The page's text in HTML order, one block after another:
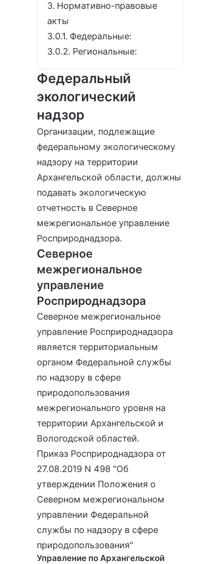
Нормативно-правовые
акты
Федеральные:
Региональные:
Федеральный
экологический
надзор
Организации, подлежащие
федеральному экологическому
надзору на территории
Архангельской области, должны
подавать экологическую
отчетность в Северное
межрегиональное управление
Росприроднадзора.
Северное
межрегиональное
управление
Росприроднадзора
Северное межрегиональное
управление Росприроднадзора
является территориальным
органом Федеральной службы
по надзору в сфере
природопользования
межрегионального уровня на
территории Архангельской и
Вологодской областей.
Приказ Росприроднадзора от
27.08.2019 N 498 "Об
утверждении Положения о
Северном межрегиональном
управлении Федеральной
службы по надзору в сфере
природопользования"
Управление по Архангельской